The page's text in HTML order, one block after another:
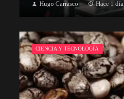
Hugo Carrasco Hace 1 día
CIENCIA Y TECNOLOGÍA